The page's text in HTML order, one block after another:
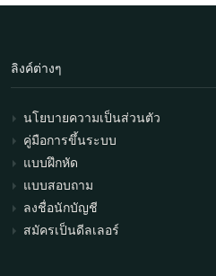
ลิงค์ต่างๆ
นโยบายความเป็นส่วนตัว
คู่มือการขึ้นระบบ
แบบฝึกหัด
แบบสอบถาม
ลงชื่อนักบัญชี
สมัครเป็นดีลเลอร์